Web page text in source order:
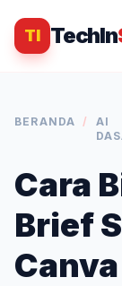
TI TechIn
BERANDA /
AI
Cara
Brief